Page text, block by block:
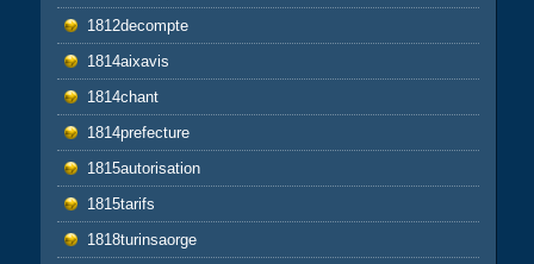
1812decompte
1814aixavis
1814chant
1814prefecture
1815autorisation
1815tarifs
1818turinsaorge